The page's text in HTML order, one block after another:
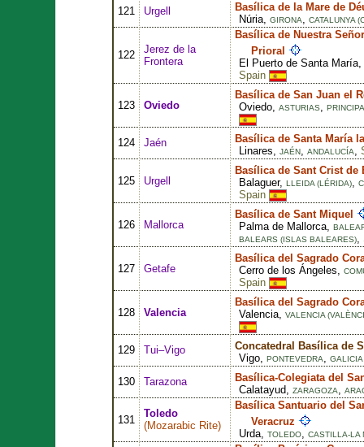
121 Urgell
Basílica de la Mare de
Núria, GIRONA, CATALUNYA
122
Jerez de la
Frontera
Basílica de Nuestra
Prioral
El Puerto de Santa María,
Spain
123 Oviedo
Basílica de San Juan el
Oviedo, ASTURIAS,
124 Jaén
Basílica de Santa María
Linares, JAÉN, ANDALUCÍA,
125 Urgell
Basílica de Sant Crist de
Balaguer, LLEIDA (LÉRIDA),
Spain
126 Mallorca
Basílica de Sant Miquel
Palma de Mallorca,
BALEARS (ISLAS BALEARES),
127 Getafe
Basílica del Sagrado
Cerro de los Ángeles,
Spain
128 Valencia
Basílica del Sagrado
Valencia, VALENCIA
129 Tui–Vigo
Concatedral Basílica de
Vigo, PONTEVEDRA, GALICIA
130
Tarazona
Basílica-Colegiata del
Calatayud, ZARAGOZA,
131
Toledo
(Mozarabic Rite)
Basílica Santuario del
Veracruz
Urda, TOLEDO, CASTILLA-LA